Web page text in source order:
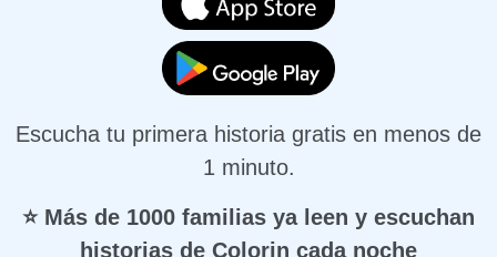
Escucha tu primera historia gratis en menos de
1 minuto.
⭐ Más de 1000 familias ya leen y escuchan
historias de Colorin cada noche